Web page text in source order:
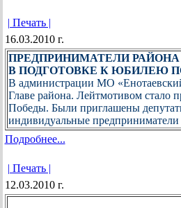
| Печать |
16.03.2010 г.
ПРЕДПРИНИМАТЕЛИ
В ПОДГОТОВКЕ К ЮБИЛЕЮ
В администрации МО
Главе района. Лейтмотивом стало
Победы. Были приглашены
индивидуальные предприниматели
Подробнее...
| Печать |
12.03.2010 г.